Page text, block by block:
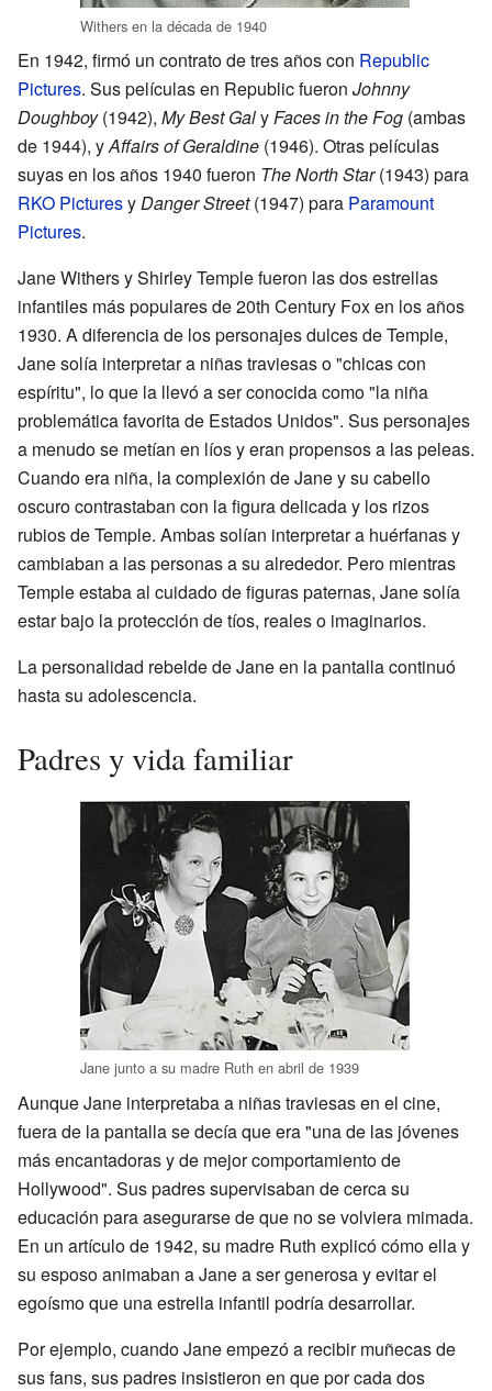
Withers en la década de 1940
En 1942, firmó un contrato de tres años con Republic
Pictures. Sus películas en Republic fueron Johnny
Doughboy(1942), My Best GalyFaces in the Fog (ambas
de 1944), yAffairs of Geraldine (1946). Otras películas
suyas en los años 1940 fueron The North Star(1943) para
RKO PicturesyDanger Street(1947) para Paramount
Pictures.
Jane Withers y Shirley Temple fueron las dos estrellas
infantiles más populares de 20th Century Fox en los años
1930. A diferencia de los personajes dulces de Temple,
Jane solía interpretar a niñas traviesas o "chicas con
espíritu", lo que la llevó a ser conocida como "la niña
problemática favorita de Estados Unidos". Sus personajes
a menudo se metían en líos y eran propensos a las peleas.
Cuando era niña, la complexión de Jane y su cabello
oscuro contrastaban con la figura delicada y los rizos
rubios de Temple. Ambas solían interpretar a huérfanas y
cambiaban a las personas a su alrededor. Pero mientras
Temple estaba al cuidado de figuras paternas, Jane solía
estar bajo la protección de tíos, reales o imaginarios.
La personalidad rebelde de Jane en la pantalla continuó
hasta su adolescencia.
Padres y vida familiar
Jane junto a su madre Ruth en abril de 1939
Aunque Jane interpretaba a niñas traviesas en el cine,
fuera de la pantalla se decía que era "una de las jóvenes
más encantadoras y de mejor comportamiento de
Hollywood". Sus padres supervisaban de cerca su
educación para asegurarse de que no se volviera mimada.
En un artículo de 1942, su madre Ruth explicó cómo ella y
su esposo animaban a Jane a ser generosa y evitar el
egoísmo que una estrella infantil podría desarrollar.
Por ejemplo, cuando Jane empezó a recibir muñecas de
sus fans, sus padres insistieron en que por cada dos